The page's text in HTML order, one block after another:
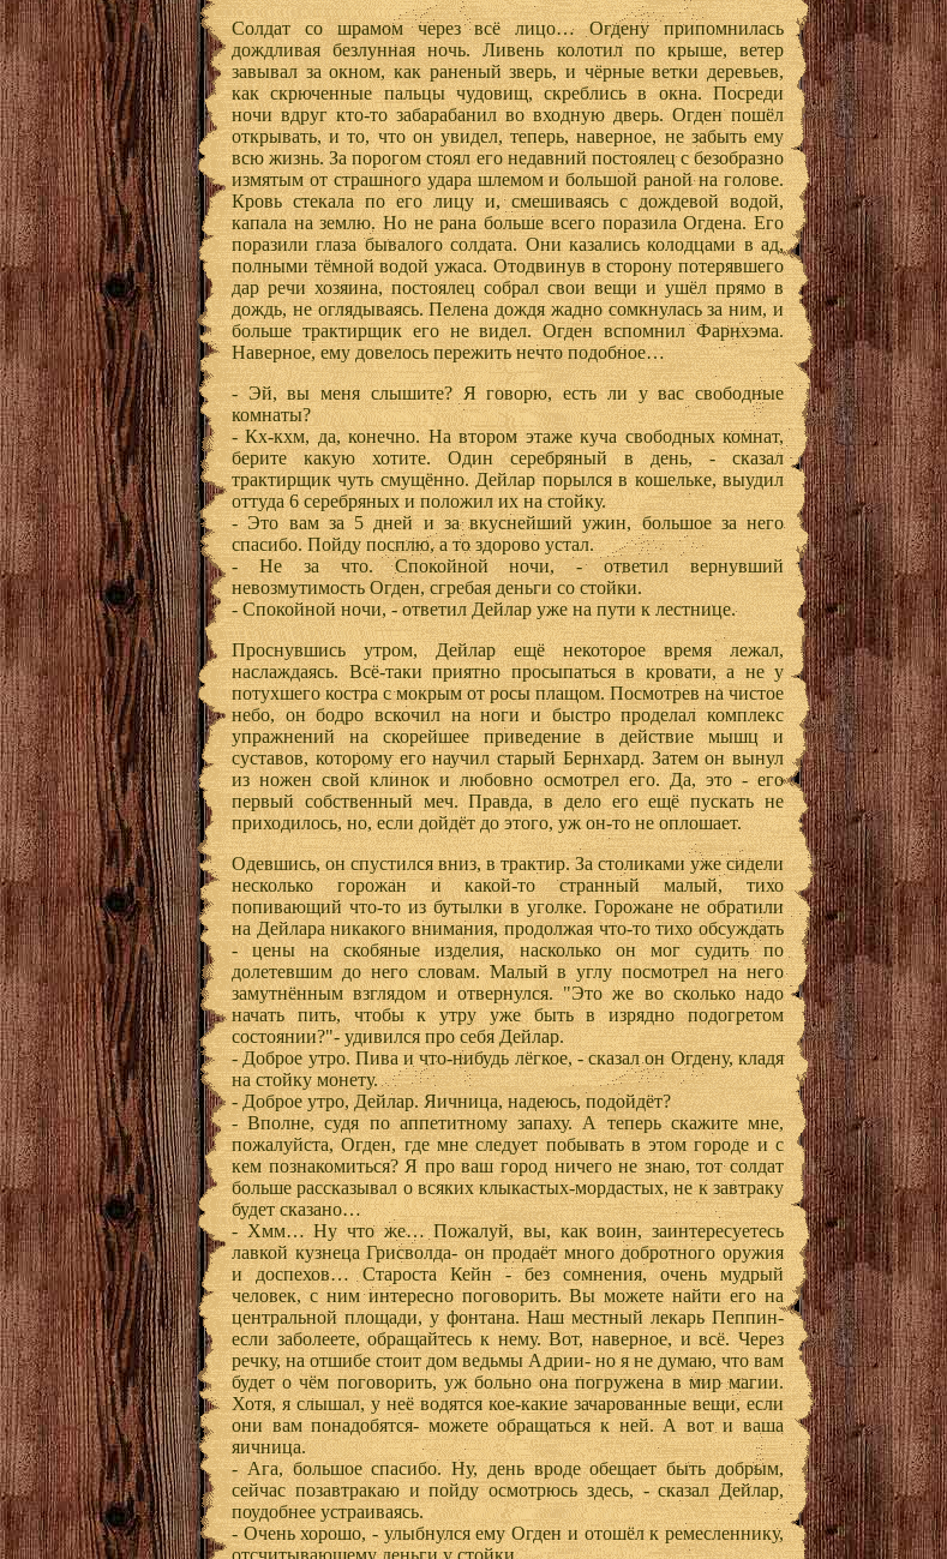
Солдат со шрамом через всё лицо… Огдену припомнилась
дождливая безлунная ночь. Ливень колотил по крыше, ветер
завывал за окном, как раненый зверь, и чёрные ветки деревьев,
как скрюченные пальцы чудовищ, скреблись в окна. Посреди
ночи вдруг кто-то забарабанил во входную дверь. Огден пошёл
открывать, и то, что он увидел, теперь, наверное, не забыть ему
всю жизнь. За порогом стоял его недавний постоялец с безобразно
измятым от страшного удара шлемом и большой раной на голове.
Кровь стекала по его лицу и, смешиваясь с дождевой водой,
капала на землю. Но не рана больше всего поразила Огдена. Его
поразили глаза бывалого солдата. Они казались колодцами в ад,
полными тёмной водой ужаса. Отодвинув в сторону потерявшего
дар речи хозяина, постоялец собрал свои вещи и ушёл прямо в
дождь, не оглядываясь. Пелена дождя жадно сомкнулась за ним, и
больше трактирщик его не видел. Огден вспомнил Фарнхэма.
Наверное, ему довелось пережить нечто подобное…
- Эй, вы меня слышите? Я говорю, есть ли у вас свободные
комнаты?
- Кх-кхм, да, конечно. На втором этаже куча свободных комнат,
берите какую хотите. Один серебряный в день, - сказал
трактирщик чуть смущённо. Дейлар порылся в кошельке, выудил
оттуда 6 серебряных и положил их на стойку.
- Это вам за 5 дней и за вкуснейший ужин, большое за него
спасибо. Пойду посплю, а то здорово устал.
- Не за что. Спокойной ночи, - ответил вернувший
невозмутимость Огден, сгребая деньги со стойки.
- Спокойной ночи, - ответил Дейлар уже на пути к лестнице.
Проснувшись утром, Дейлар ещё некоторое время лежал,
наслаждаясь. Всё-таки приятно просыпаться в кровати, а не у
потухшего костра с мокрым от росы плащом. Посмотрев на чистое
небо, он бодро вскочил на ноги и быстро проделал комплекс
упражнений на скорейшее приведение в действие мышц и
суставов, которому его научил старый Бернхард. Затем он вынул
из ножен свой клинок и любовно осмотрел его. Да, это - его
первый собственный меч. Правда, в дело его ещё пускать не
приходилось, но, если дойдёт до этого, уж он-то не оплошает.
Одевшись, он спустился вниз, в трактир. За столиками уже сидели
несколько горожан и какой-то странный малый, тихо
попивающий что-то из бутылки в уголке. Горожане не обратили
на Дейлара никакого внимания, продолжая что-то тихо обсуждать
- цены на скобяные изделия, насколько он мог судить по
долетевшим до него словам. Малый в углу посмотрел на него
замутнённым взглядом и отвернулся. "Это же во сколько надо
начать пить, чтобы к утру уже быть в изрядно подогретом
состоянии?"- удивился про себя Дейлар.
- Доброе утро. Пива и что-нибудь лёгкое, - сказал он Огдену, кладя
на стойку монету.
- Доброе утро, Дейлар. Яичница, надеюсь, подойдёт?
- Вполне, судя по аппетитному запаху. А теперь скажите мне,
пожалуйста, Огден, где мне следует побывать в этом городе и с
кем познакомиться? Я про ваш город ничего не знаю, тот солдат
больше рассказывал о всяких клыкастых-мордастых, не к завтраку
будет сказано…
- Хмм… Ну что же… Пожалуй, вы, как воин, заинтересуетесь
лавкой кузнеца Грисволда- он продаёт много добротного оружия
и доспехов… Староста Кейн - без сомнения, очень мудрый
человек, с ним интересно поговорить. Вы можете найти его на
центральной площади, у фонтана. Наш местный лекарь Пеппин-
если заболеете, обращайтесь к нему. Вот, наверное, и всё. Через
речку, на отшибе стоит дом ведьмы Адрии- но я не думаю, что вам
будет о чём поговорить, уж больно она погружена в мир магии.
Хотя, я слышал, у неё водятся кое-какие зачарованные вещи, если
они вам понадобятся- можете обращаться к ней. А вот и ваша
яичница.
- Ага, большое спасибо. Ну, день вроде обещает быть добрым,
сейчас позавтракаю и пойду осмотрюсь здесь, - сказал Дейлар,
поудобнее устраиваясь.
- Очень хорошо, - улыбнулся ему Огден и отошёл к ремесленнику,
отсчитывающему деньги у стойки.